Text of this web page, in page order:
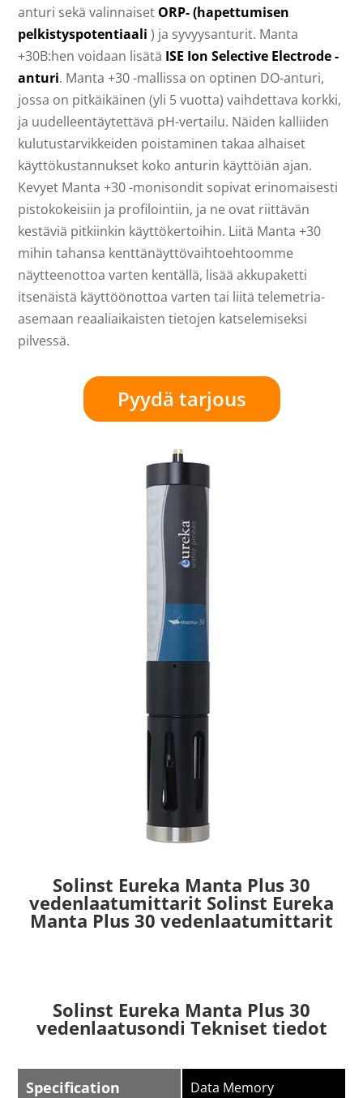
anturi sekä valinnaiset ORP- (hapettumisen
pelkistyspotentiaali ) ja syvyysanturit. Manta
+30B:hen voidaan lisätä ISE Ion Selective Electrode -
anturi. Manta +30 -mallissa on optinen DO-anturi,
jossa on pitkäikäinen (yli 5 vuotta) vaihdettava korkki,
ja uudelleentäytettävä pH-vertailu. Näiden kalliiden
kulutustarvikkeiden poistaminen takaa alhaiset
käyttökustannukset koko anturin käyttöiän ajan.
Kevyet Manta +30 -monisondit sopivat erinomaisesti
pistokokeisiin ja profilointiin, ja ne ovat riittävän
kestäviä pitkiinkin käyttökertoihin. Liitä Manta +30
mihin tahansa kenttänäyttövaihtoehtoomme
näytteenottoa varten kentällä, lisää akkupaketti
itsenäistä käyttöönottoa varten tai liitä telemetria-
asemaan reaaliaikaisten tietojen katselemiseksi
pilvessä.
Pyydä tarjous
Solinst Eureka Manta Plus 30
vedenlaatumittarit Solinst Eureka
Manta Plus 30 vedenlaatumittarit
Solinst Eureka Manta Plus 30
vedenlaatusondi Tekniset tiedot
Specification Data Memory